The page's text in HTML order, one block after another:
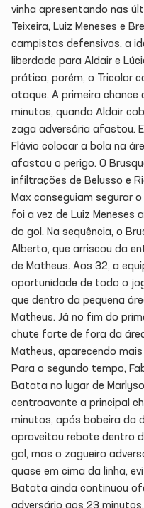
vinha apresentando nas
Teixeira, Luiz Meneses e
campistas defensivos, a
liberdade para Aldair e
prática, porém, o Tricolor
ataque. A primeira
minutos, quando Aldair
zaga adversária afastou.
Flávio colocar a bola na
afastou o perigo. O
infiltrações de Belusso e
Max conseguiam segurar
foi a vez de Luiz Meneses
do gol. Na sequência, o
Alberto, que arriscou da
de Matheus. Aos 32, a
oportunidade de todo o
que dentro da pequena
Matheus. Já no fim do
chute forte de fora da
Matheus, aparecendo mais
Para o segundo tempo,
Batata no lugar de
centroavante a principal
minutos, após bobeira da
aproveitou rebote dentro
gol, mas o zagueiro
quase em cima da linha,
Batata ainda continuou